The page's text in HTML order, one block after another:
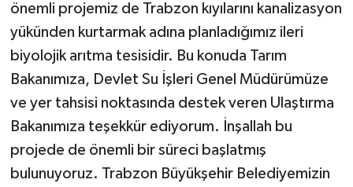
önemli projemiz de Trabzon kıyılarını kanalizasyon
yükünden kurtarmak adına planladığımız ileri
biyolojik arıtma tesisidir. Bu konuda Tarım
Bakanımıza, Devlet Su İşleri Genel Müdürümüze
ve yer tahsisi noktasında destek veren Ulaştırma
Bakanımıza teşekkür ediyorum. İnşallah bu
projede de önemli bir süreci başlatmış
bulunuyoruz. Trabzon Büyükşehir Belediyemizin